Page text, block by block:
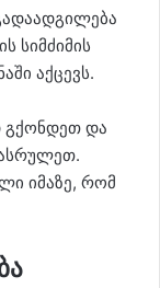
სიმძიმის
აქცევს.
გქონდეთ და
იმაზე, რომ